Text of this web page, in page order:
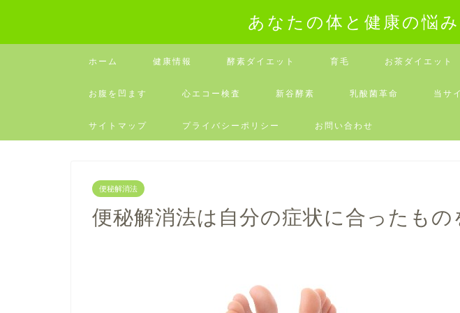
あなたの体と健康の悩
ホーム 健康情報 酵素ダイエット 育毛 お茶ダイエット
お腹を凹ます 心エコー検査 新谷酵素 乳酸菌革命 当サ
サイトマップ プライバシーポリシー お問い合わせ
便秘解消法
便秘解消法は自分の症状に合ったもの